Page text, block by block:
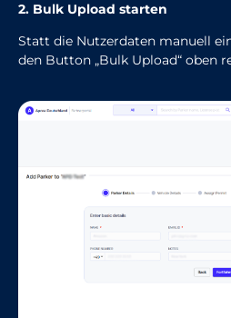
2. Bulk Upload starten
Statt die Nutzerdaten manuell
den Button „Bulk Upload“ oben